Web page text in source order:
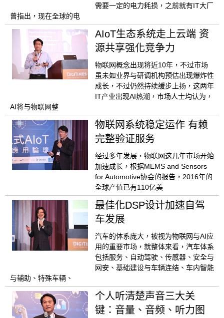
需要一定的电力耗损，之前就有IT大厂
曾指出，现在全球的电
AIoT生态系统走上云端 资
源共享强化竞争力
物联网概念出现将近10年，不过市场
虽未如业界与研调机构预估出现爆炸性
成长，不过仍然持续缓步上扬，这两年
IT产业出现AI热潮，市场人士均认为，
AI将与物联网整
物联网系统稳定运作 有赖
完整验证服务
经过多年发展，物联网这几年市场开始
加速成长，根据MEMS and Sensors
for Automotive协会的报告，2016年的
全球产值已有110亿美
最佳化DSP设计加速自驾
车发展
汽车的体系庞大，被视为物联网与AI应
用的重要市场，就整体来看，汽车体系
包括服务、自动驾驶、传感器、安全与
网安、基础建设与车辆连结、车内智能
与辅助、特殊车辆、
个人听清楚声音三大关
键：音量、音频、听力图